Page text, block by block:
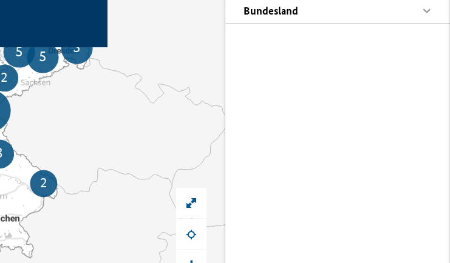
Bundesland